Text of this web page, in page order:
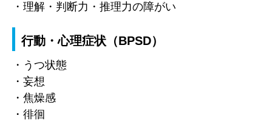
・理解・判断力・推理力の障がい
行動・心理症状（BPSD）
・うつ状態
・妄想
・焦燥感
・徘徊